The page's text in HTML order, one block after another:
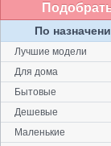
По
Лучшие модели
Для дома
Бытовые
Дешевые
Маленькие